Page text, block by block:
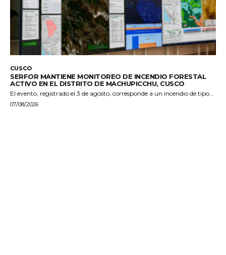
CUSCO
SERFOR MANTIENE MONITOREO DE INCENDIO FORESTAL
ACTIVO EN EL DISTRITO DE MACHUPICCHU, CUSCO
El evento, registrado el 3 de agosto, corresponde a un incendio de tipo...
07/08/2026